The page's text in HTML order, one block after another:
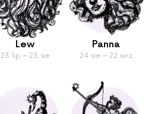
Lew
23 lip – 23 sie
Panna
24 sie – 22 wrz